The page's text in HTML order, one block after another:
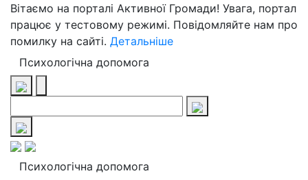
Вітаємо на порталі Активної Громади! Увага, портал
працює у тестовому режимі. Повідомляйте нам про
помилку на сайті. Детальніше
Психологічна допомога
Психологічна допомога